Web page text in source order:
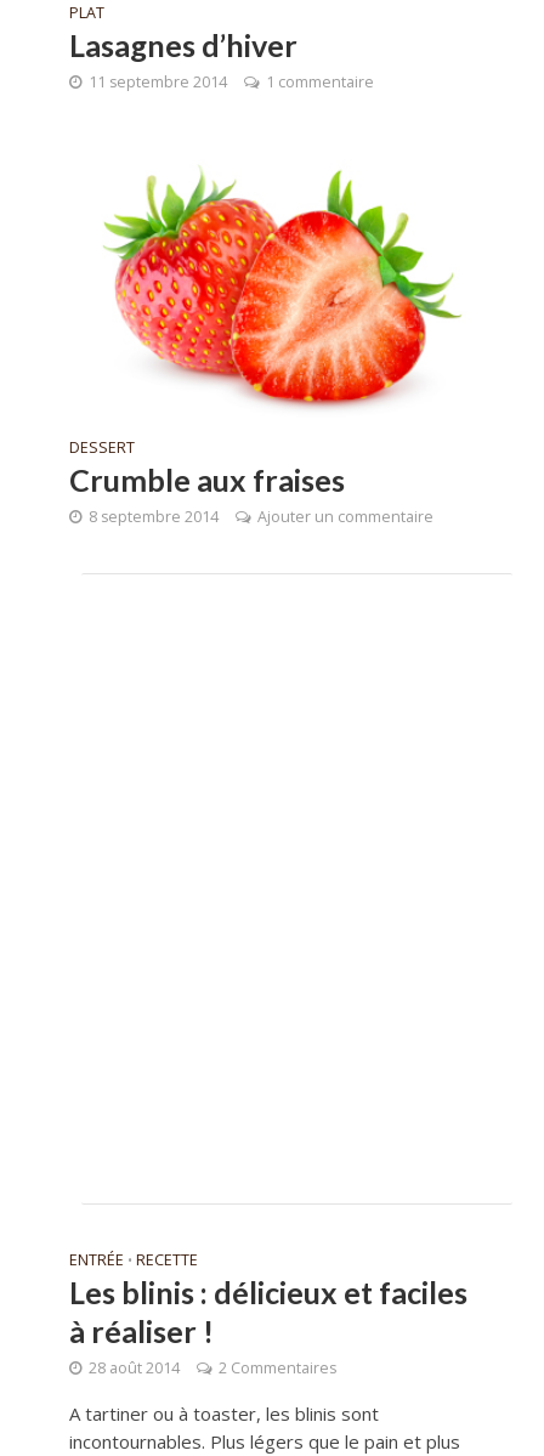
PLAT
Lasagnes d’hiver
11 septembre 2014 1 commentaire
DESSERT
Crumble aux fraises
8 septembre 2014 Ajouter un commentaire
ENTRÉE • RECETTE
Les blinis : délicieux et faciles
à réaliser !
28 août 2014 2 Commentaires
A tartiner ou à toaster, les blinis sont
incontournables. Plus légers que le pain et plus